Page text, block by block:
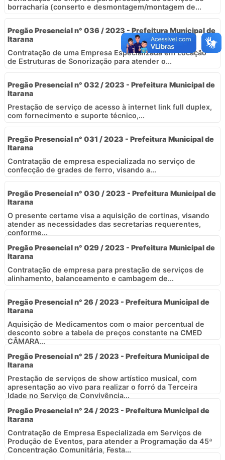
borracharia (conserto e desmontagem/montagem de...
Pregão Presencial n° 036 / 2023 - Prefeitura Municipal de
Itarana
Contratação de uma Empresa Especializada em Locação
de Estruturas de Sonorização para atender o...
Pregão Presencial n° 032 / 2023 - Prefeitura Municipal de
Itarana
Prestação de serviço de acesso à internet link full duplex,
com fornecimento e suporte técnico,...
Pregão Presencial n° 031 / 2023 - Prefeitura Municipal de
Itarana
Contratação de empresa especializada no serviço de
confecção de grades de ferro, visando a...
Pregão Presencial n° 030 / 2023 - Prefeitura Municipal de
Itarana
O presente certame visa a aquisição de cortinas, visando
atender as necessidades das secretarias requerentes,
conforme...
Pregão Presencial n° 029 / 2023 - Prefeitura Municipal de
Itarana
Contratação de empresa para prestação de serviços de
alinhamento, balanceamento e cambagem de...
Pregão Presencial n° 26 / 2023 - Prefeitura Municipal de
Itarana
Aquisição de Medicamentos com o maior percentual de
desconto sobre a tabela de preços constante na CMED 
CÂMARA...
Pregão Presencial n° 25 / 2023 - Prefeitura Municipal de
Itarana
Prestação de serviços de show artístico musical, com
apresentação ao vivo para realizar o forró da Terceira
Idade no Serviço de Convivência...
Pregão Presencial n° 24 / 2023 - Prefeitura Municipal de
Itarana
Contratação de Empresa Especializada em Serviços de
Produção de Eventos, para atender a Programação da 45ª
Concentração Comunitária, Festa...